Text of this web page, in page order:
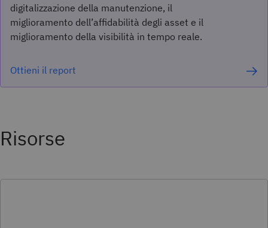
digitalizzazione della manutenzione, il
miglioramento dell’affidabilità degli asset e il
miglioramento della visibilità in tempo reale.
Ottieni il report
Risorse